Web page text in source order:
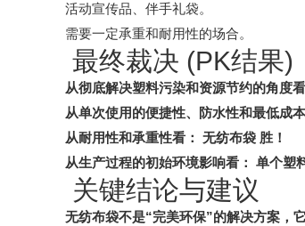
活动宣传品、伴手礼袋。
需要一定承重和耐用性的场合。
最终裁决 (PK结果)
从彻底解决塑料污染和资源节约的角度看
从单次使用的便捷性、防水性和最低成本
从耐用性和承重性看： 无纺布袋 胜！
从生产过程的初始环境影响看： 单个塑
关键结论与建议
无纺布袋不是“完美环保”的解决方案，